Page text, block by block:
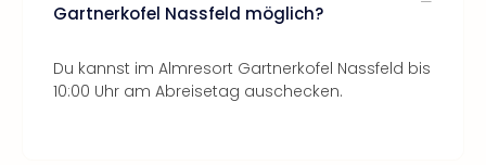
Gartnerkofel Nassfeld möglich?
Du kannst im Almresort Gartnerkofel Nassfeld bis
10:00 Uhr am Abreisetag auschecken.